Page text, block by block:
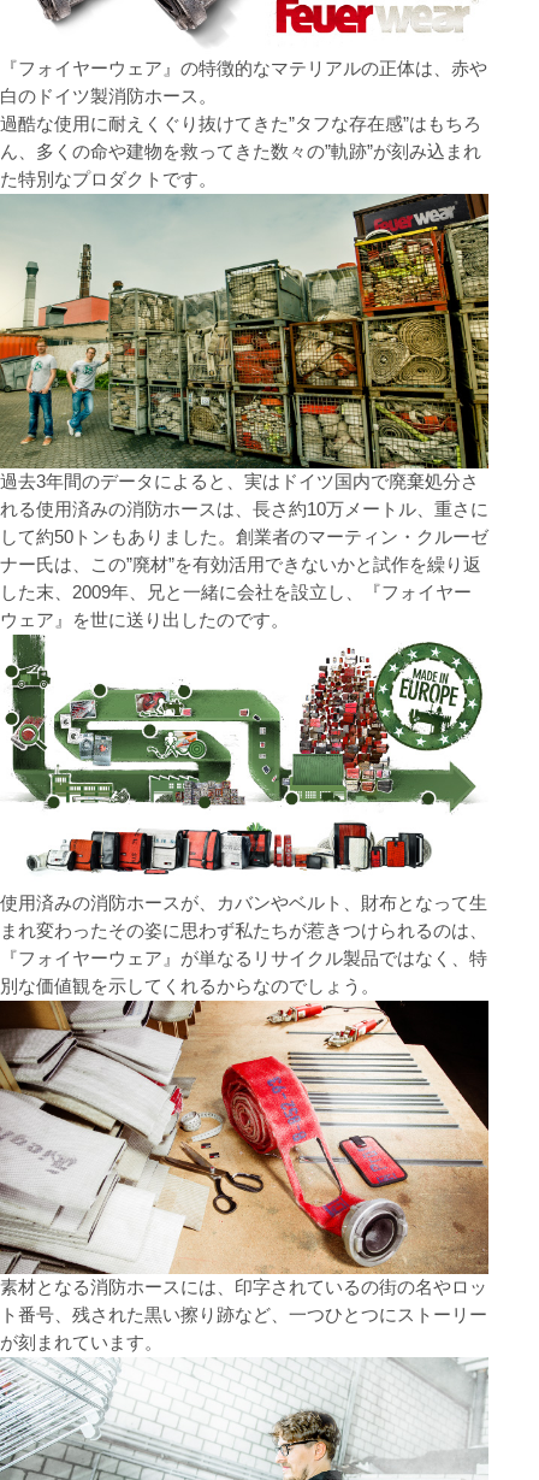
『フォイヤーウェア』の特徴的なマテリアルの正体は、赤や
白のドイツ製消防ホース。
過酷な使用に耐えくぐり抜けてきた”タフな存在感”はもちろ
ん、多くの命や建物を救ってきた数々の”軌跡”が刻み込まれ
た特別なプロダクトです。
過去3年間のデータによると、実はドイツ国内で廃棄処分さ
れる使用済みの消防ホースは、長さ約10万メートル、重さに
して約50トンもありました。創業者のマーティン・クルーゼ
ナー氏は、この”廃材”を有効活用できないかと試作を繰り返
した末、2009年、兄と一緒に会社を設立し、『フォイヤー
ウェア』を世に送り出したのです。
使用済みの消防ホースが、カバンやベルト、財布となって生
まれ変わったその姿に思わず私たちが惹きつけられるのは、
『フォイヤーウェア』が単なるリサイクル製品ではなく、特
別な価値観を示してくれるからなのでしょう。
素材となる消防ホースには、印字されているの街の名やロッ
ト番号、残された黒い擦り跡など、一つひとつにストーリー
が刻まれています。